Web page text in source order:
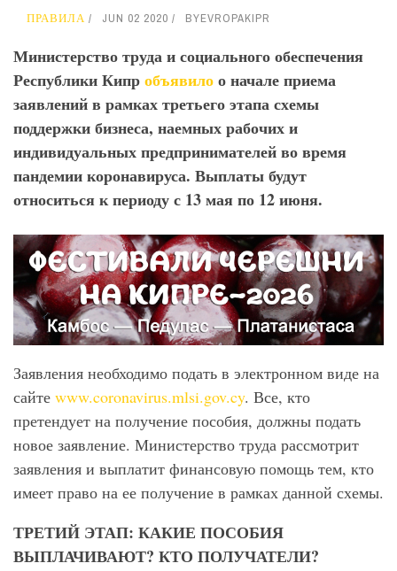
ПРАВИЛА JUN 02 2020 BYEVROPAKIPR
Министерство труда и социального обеспечения
Республики Кипробъявилоо начале приема
заявлений в рамках третьего этапа схемы
поддержки бизнеса, наемных рабочих и
индивидуальных предпринимателей во время
пандемии коронавируса. Выплаты будут
относиться к периоду с 13 мая по 12 июня.
Заявления необходимо подать в электронном виде на
сайте www.coronavirus.mlsi.gov.cy. Все, кто
претендует на получение пособия, должны подать
новое заявление. Министерство труда рассмотрит
заявления и выплатит финансовую помощь тем, кто
имеет право на ее получение в рамках данной схемы.
ТРЕТИЙ ЭТАП: КАКИЕ ПОСОБИЯ
ВЫПЛАЧИВАЮТ? КТО ПОЛУЧАТЕЛИ?